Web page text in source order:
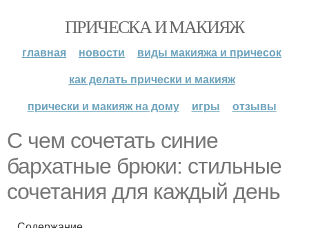
ПРИЧЕСКА И МАКИЯЖ
главная новости
виды макияжа и причесок
как делать прически и макияж
прически и макияж на дому
игры отзывы
С чем сочетать синие
бархатные брюки: стильные
сочетания для каждый день